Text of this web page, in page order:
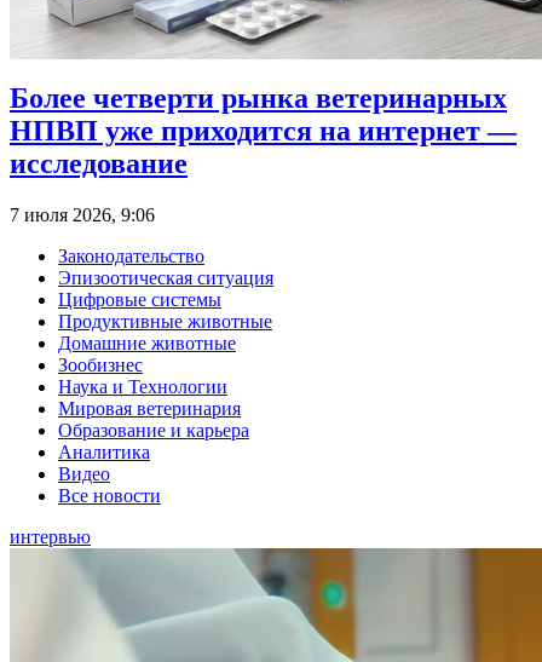
Более четверти рынка ветеринарных
НПВП уже приходится на интернет —
исследование
7 июля 2026, 9:06
Законодательство
Эпизоотическая ситуация
Цифровые системы
Продуктивные животные
Домашние животные
Зообизнес
Наука и Технологии
Мировая ветеринария
Образование и карьера
Аналитика
Видео
Все новости
интервью